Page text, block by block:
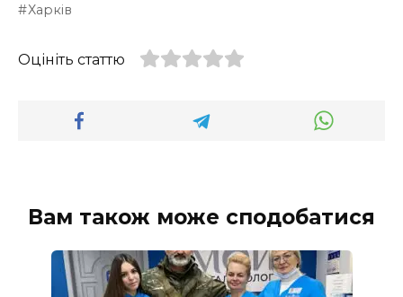
Харків
Оцініть статтю
Вам також може сподобатися